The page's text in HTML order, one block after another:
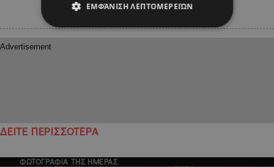
ΔΕΙΤΕ ΠΕΡΙΣΣΟΤΕΡΑ
ΦΩΤΟΓΡΑΦΙΑ ΤΗΣ ΗΜΕΡΑΣ
ΕΜΦΆΝΙΣΗ ΛΕΠΤΟΜΕΡΕΙΏΝ